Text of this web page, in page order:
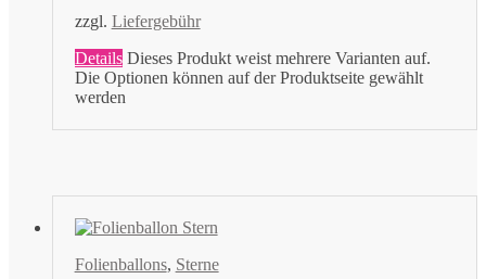
zzgl. Liefergebühr
Details Dieses Produkt weist mehrere Varianten auf.
Die Optionen können auf der Produktseite gewählt
werden
Folienballons, Sterne